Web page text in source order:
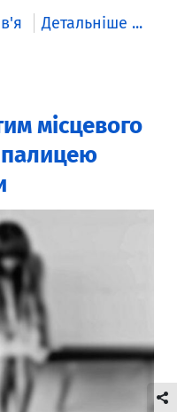
Детальніше ...
місцевого
палицею